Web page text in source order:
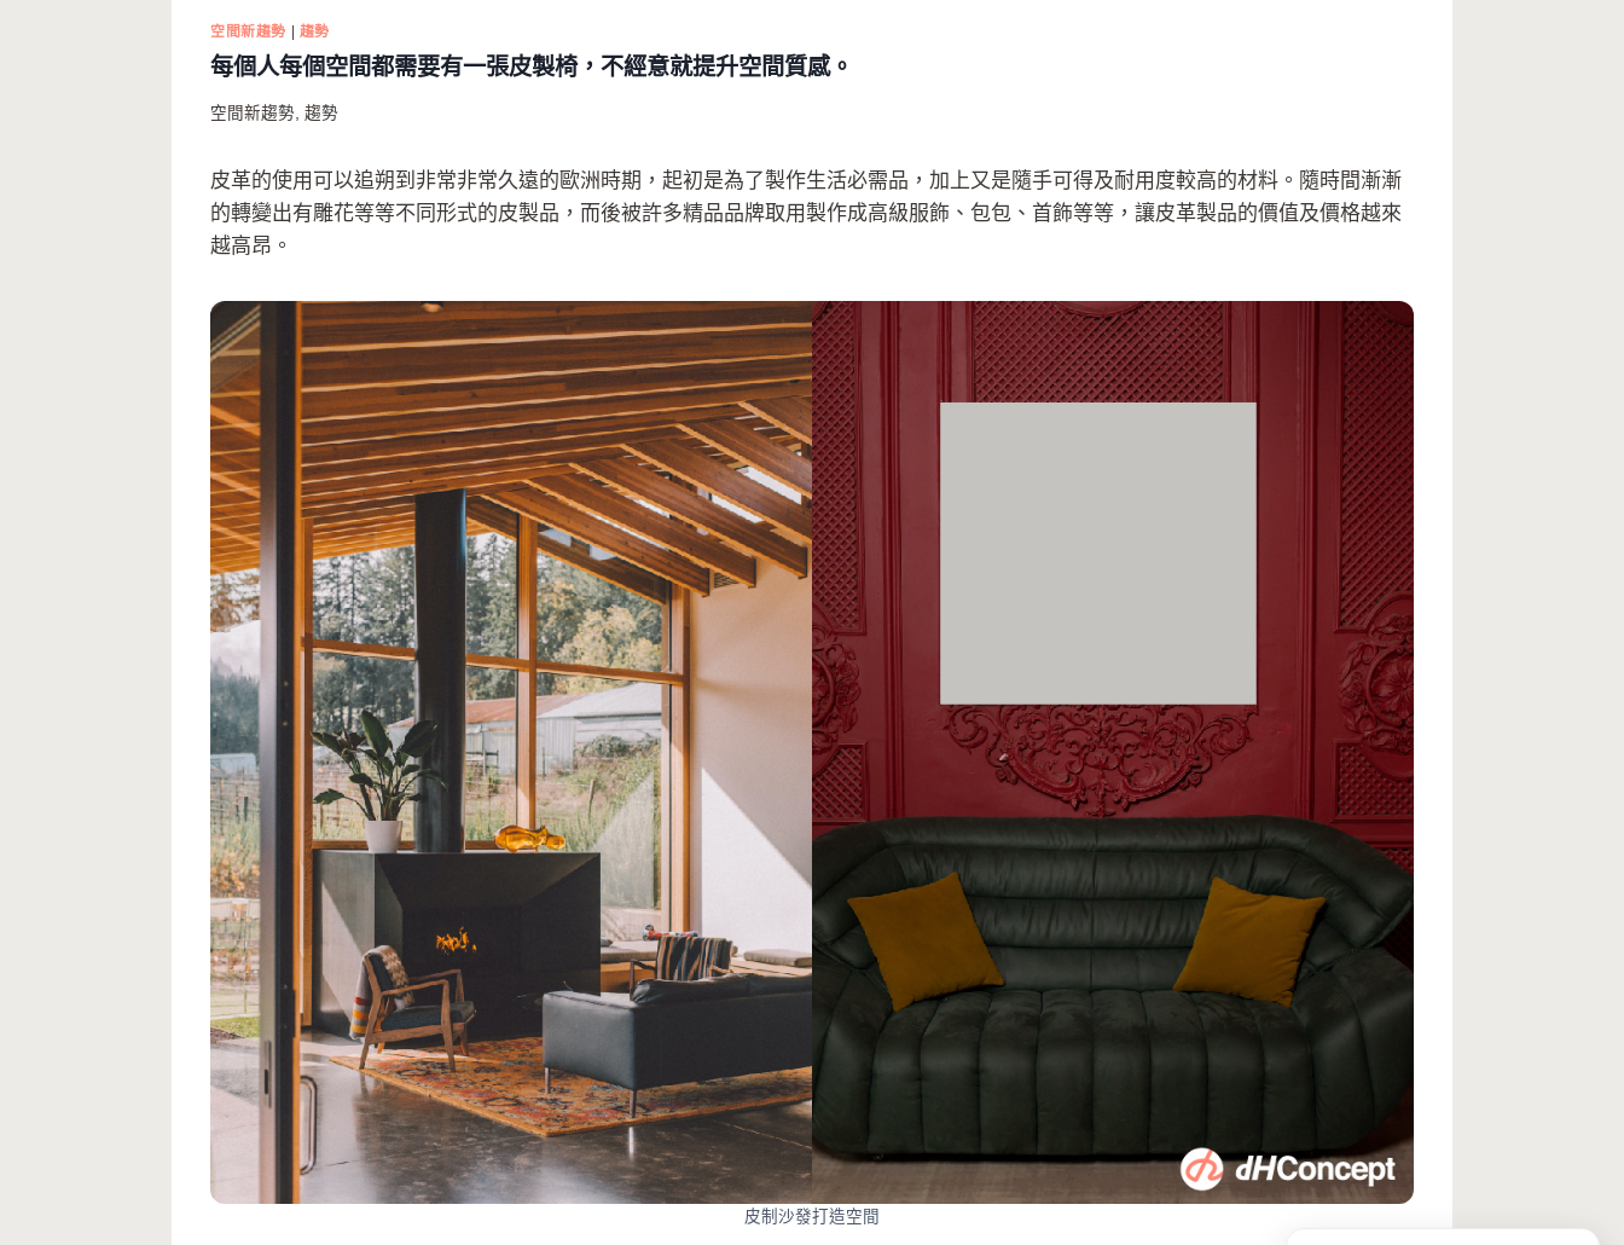
空間新趨勢 | 趨勢
每個人每個空間都需要有一張皮製椅，不經意就提升空間質感。
空間新趨勢, 趨勢
皮革的使用可以追朔到非常非常久遠的歐洲時期，起初是為了製作生活必需品，加上又是隨手可得及耐用度較高的材料。隨時間漸漸
的轉變出有雕花等等不同形式的皮製品，而後被許多精品品牌取用製作成高級服飾、包包、首飾等等，讓皮革製品的價值及價格越來
越高昂。
皮制沙發打造空間